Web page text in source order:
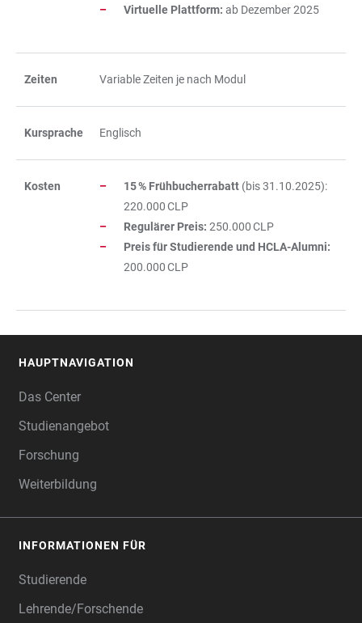
Virtuelle Plattform: ab Dezember 2025
Zeiten Variable Zeiten je nach Modul
Kursprache Englisch
Kosten 15 % Frühbucherrabatt (bis 31.10.2025):
220.000 CLP
Regulärer Preis: 250.000 CLP
Preis für Studierende und HCLA-Alumni:
200.000 CLP
HAUPTNAVIGATION
Das Center
Studienangebot
Forschung
Weiterbildung
INFORMATIONEN FÜR
Studierende
Lehrende/Forschende